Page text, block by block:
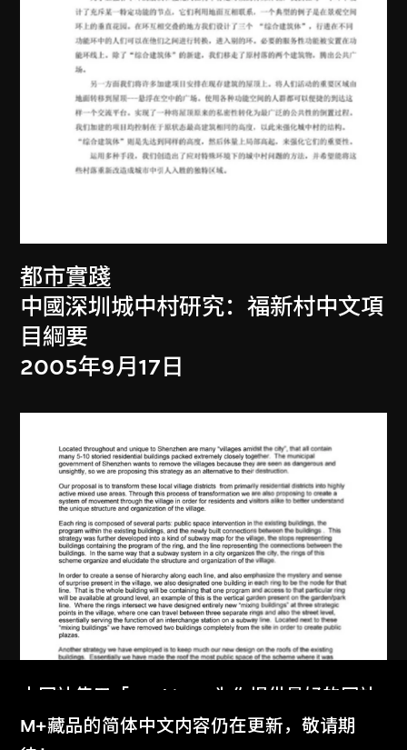
都市實踐
中國深圳城中村研究：福新村中文項
目綱要
2005年9月17日
本网站使用「Cookies」为你提供最好的网站
体验。
M+藏品的简体中文内容仍在更新，敬请期